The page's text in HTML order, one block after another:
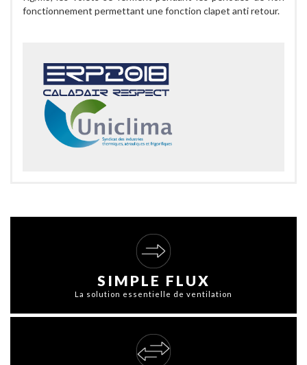
SIMPLE FLUX
La solution essentielle de ventilation
fonctionnement permettant une fonction clapet anti retour.